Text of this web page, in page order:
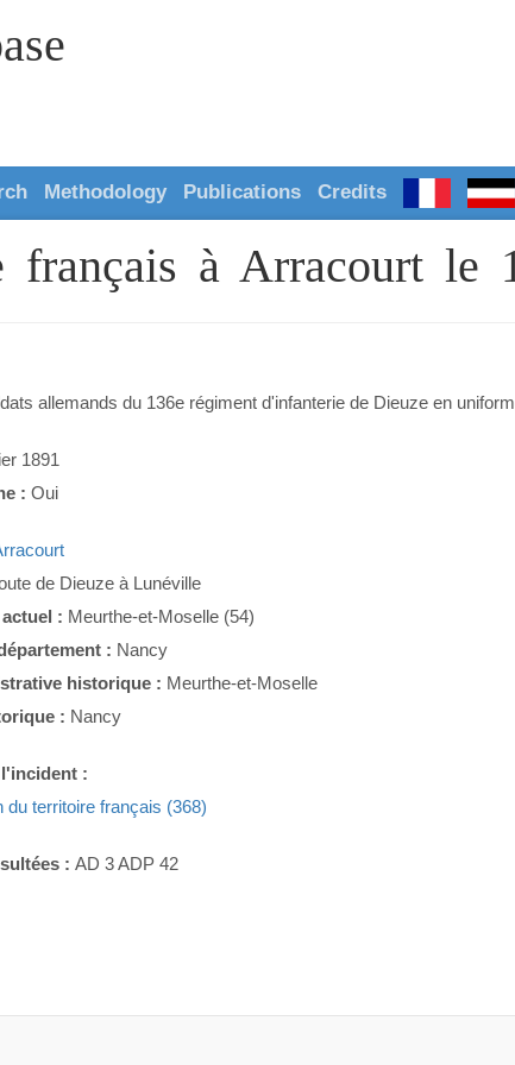
Methodology Publications Credits
à Arracourt le
allemands du 136e régiment d'infanterie de Dieuze en
1891
:Oui
de Dieuze à Lunéville
: Meurthe-et-Moselle (54)
: Nancy
historique : Meurthe-et-Moselle
: Nancy
:
du territoire français (368)
:AD 3 ADP 42